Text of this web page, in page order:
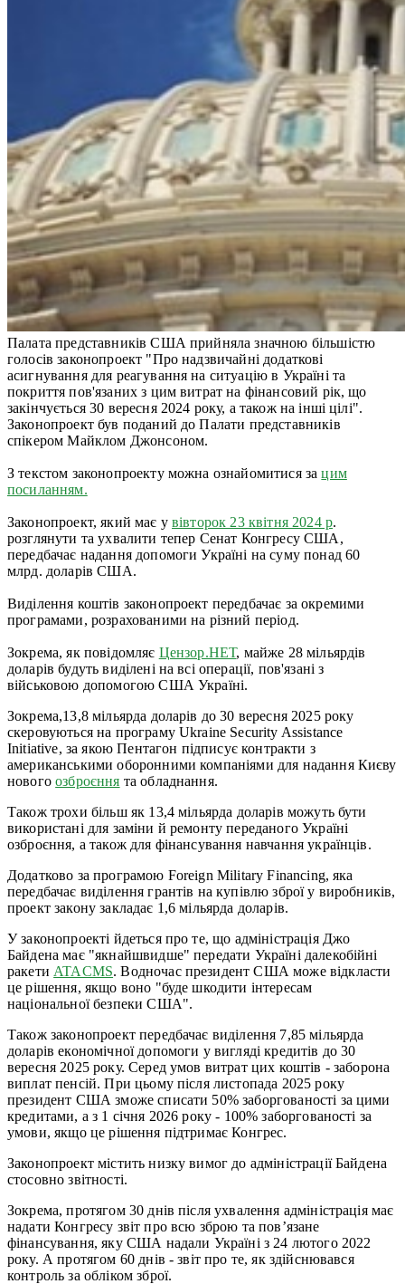
Палата представників США прийняла значною більшістю
голосів законопроект "Про надзвичайні додаткові
асигнування для реагування на ситуацію в Україні та
покриття пов'язаних з цим витрат на фінансовий рік, що
закінчується 30 вересня 2024 року, а також на інші цілі".
Законопроект був поданий до Палати представників
спікером Майклом Джонсоном.
З текстом законопроекту можна ознайомитися зацим
посиланням.
Законопроект, який має увівторок 23 квітня 2024 р.
розглянути та ухвалити тепер Сенат Конгресу США,
передбачає надання допомоги Україні на суму понад 60
млрд. доларів США.
Виділення коштів законопроект передбачає за окремими
програмами, розрахованими на різний період.
Зокрема, як повідомляє Цензор.НЕТ, майже 28 мільярдів
доларів будуть виділені на всі операції, пов'язані з
військовою допомогою США Україні.
Зокрема,13,8 мільярда доларів до 30 вересня 2025 року
скеровуються на програму Ukraine Security Assistance
Initiative, за якою Пентагон підписує контракти з
американськими оборонними компаніями для надання Києву
новогоозброєння та обладнання.
Також трохи більш як 13,4 мільярда доларів можуть бути
використані для заміни й ремонту переданого Україні
озброєння, а також для фінансування навчання українців.
Додатково за програмою Foreign Military Financing, яка
передбачає виділення грантів на купівлю зброї у виробників,
проект закону закладає 1,6 мільярда доларів.
У законопроекті йдеться про те, що адміністрація Джо
Байдена має "якнайшвидше" передати Україні далекобійні
ракети ATACMS. Водночас президент США може відкласти
це рішення, якщо воно "буде шкодити інтересам
національної безпеки США".
Також законопроект передбачає виділення 7,85 мільярда
доларів економічної допомоги у вигляді кредитів до 30
вересня 2025 року. Серед умов витрат цих коштів - заборона
виплат пенсій. При цьому після листопада 2025 року
президент США зможе списати 50% заборгованості за цими
кредитами, а з 1 січня 2026 року - 100% заборгованості за
умови, якщо це рішення підтримає Конгрес.
Законопроект містить низку вимог до адміністрації Байдена
стосовно звітності.
Зокрема, протягом 30 днів після ухвалення адміністрація має
надати Конгресу звіт про всю зброю та пов’язане
фінансування, яку США надали Україні з 24 лютого 2022
року. А протягом 60 днів - звіт про те, як здійснювався
контроль за обліком зброї.